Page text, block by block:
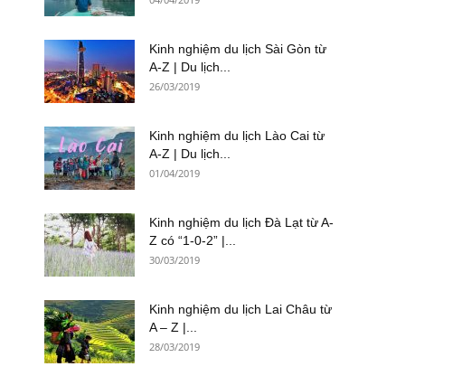
Kinh nghiệm du lịch Sài Gòn từ
A-Z | Du lịch...
26/03/2019
Kinh nghiệm du lịch Lào Cai từ
A-Z | Du lịch...
01/04/2019
Kinh nghiệm du lịch Đà Lạt từ A-
Z có “1-0-2” |...
30/03/2019
Kinh nghiệm du lịch Lai Châu từ
A – Z |...
28/03/2019